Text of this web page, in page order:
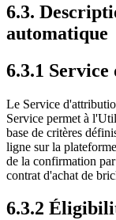
6.3.
automatique
6.3.1
Le Service
Service permet à
base de critères
ligne sur la
de la confirmation
contrat d'achat de
6.3.2